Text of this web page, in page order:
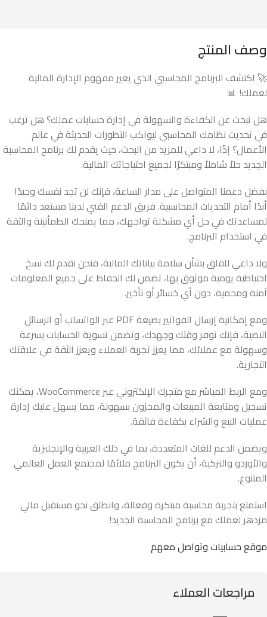
وصف المنتج
🚀 اكتشف البرنامج المحاسبي الذي يغير مفهوم الإدارة المالية
لعملك! 📊
هل تبحث عن الكفاءة والسهولة في إدارة حسابات عملك؟ هل ترغب
في تحديث نظامك المحاسبي ليواكب التطورات الحديثة في عالم
الأعمال؟ إذًا، لا داعي للمزيد من البحث، حيث يقدم لك برنامج المحاسبة
الجديد حلاً شاملاً ومبتكرًا لجميع احتياجاتك المالية.
بفضل دعمنا المتواصل على مدار الساعة، فإنك لن تجد نفسك وحيدًا
أبدًا أمام التحديات المحاسبية. فريق الدعم الفني لدينا مستعد دائمًا
لمساعدتك في حل أي مشكلة تواجهك، مما يمنحك الطمأنينة والثقة
في استخدام البرنامج.
ولا داعي للقلق بشأن سلامة بياناتك المالية، فنحن نقدم لك نسخ
احتياطية يومية موثوق بها، تضمن لك الحفاظ على جميع المعلومات
آمنة ومحمية، دون أي خسائر أو تأخير.
ومع إمكانية إرسال الفواتير بصيغة PDF عبر الواتساب أو الرسائل
النصية، فإنك توفر وقتك وجهدك، وتضمن تسوية الحسابات بسرعة
وسهولة مع عملائك، مما يعزز تجربة العملاء ويعزز الثقة في علاقتك
التجارية.
ومع الربط المباشر مع متجرك الإلكتروني عبر WooCommerce، يمكنك
تسجيل ومتابعة المبيعات والمخزون بسهولة، مما يسهل عليك إدارة
عمليات البيع والشراء بكفاءة فائقة.
ويضمن الدعم للغات المتعددة، بما في ذلك العربية والإنجليزية
والأوردو والتركية، أن يكون البرنامج ملائمًا لمجتمع العمل العالمي
المتنوع.
استمتع بتجربة محاسبة مبتكرة وفعالة، وانطلق نحو مستقبل مالي
مزدهر لعملك مع برنامج المحاسبة الجديد!
موقع حسابيات وتواصل معهم
مراجعات العملاء